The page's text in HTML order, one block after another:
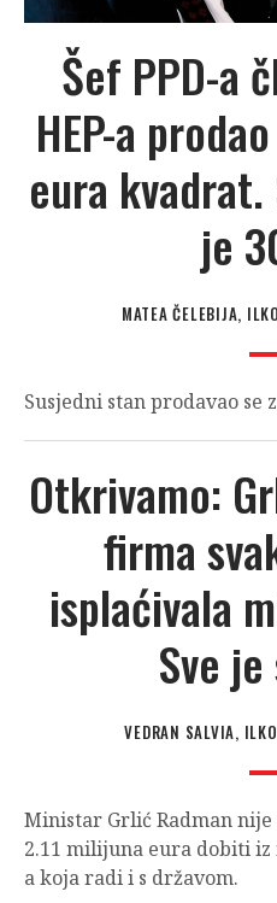
Šef PPD-a
HEP-a
eura
je
MATEA ČELEBIJA,
Susjedni stan prodavao se
Otkrivamo:
firma
isplaćivala
Sve
VEDRAN SALVIA,
Ministar Grlić Radman
2.11 milijuna eura dobiti
a koja radi i s državom.